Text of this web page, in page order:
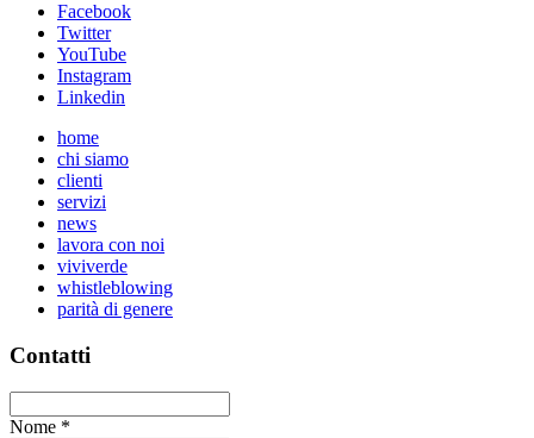
Facebook
Twitter
YouTube
Instagram
Linkedin
home
chi siamo
clienti
servizi
news
lavora con noi
viviverde
whistleblowing
parità di genere
Contatti
Nome *